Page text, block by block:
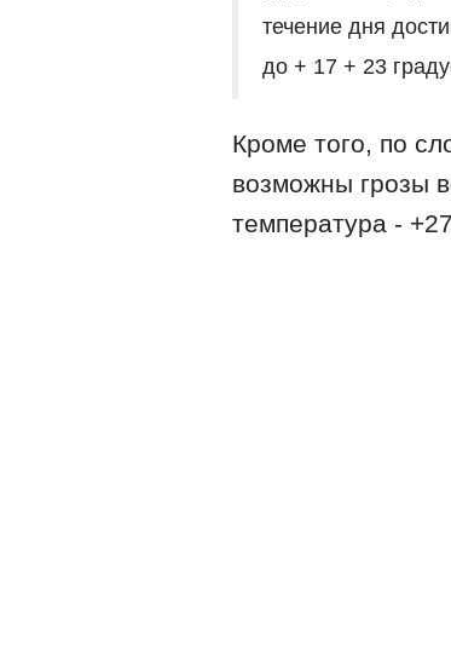
течение дня
до + 17 + 23
Кроме того, по
возможны грозы
температура - +27